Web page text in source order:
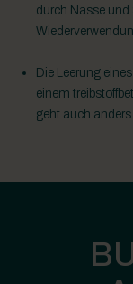
durch Nässe
Die Leerung
einem
geht auch anders.